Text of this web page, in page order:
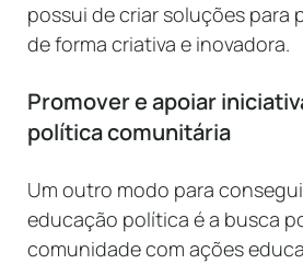
possui de criar soluções para
de forma criativa e inovadora.
Promover e apoiar
política comunitária
Um outro modo para
educação política é a busca
comunidade com ações